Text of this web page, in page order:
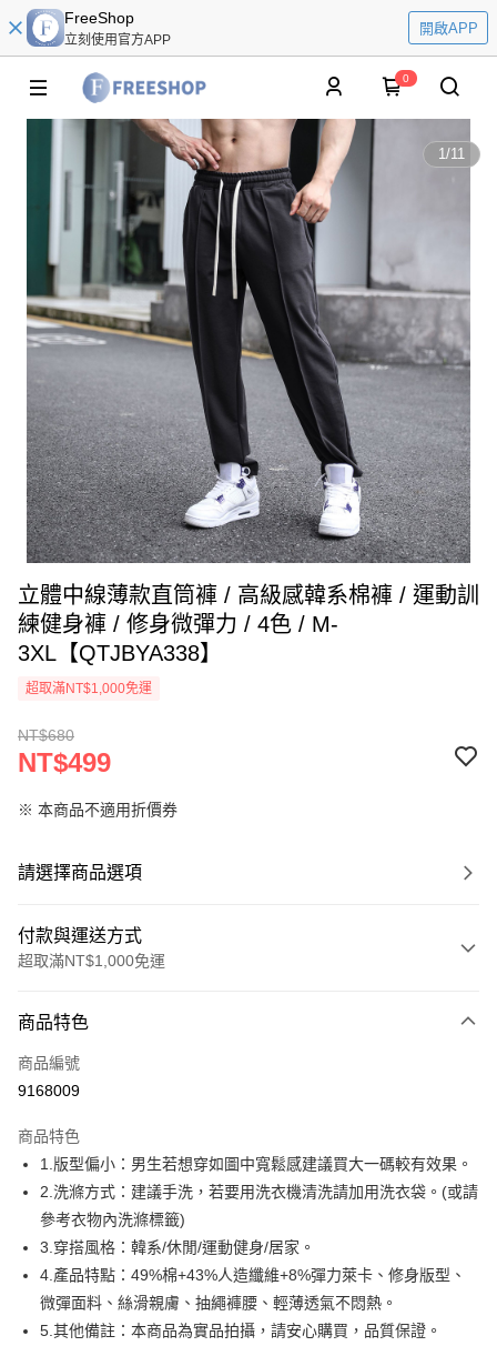
FreeShop
立刻使用官方APP
開啟APP
0
1/11
立體中線薄款直筒褲 / 高級感韓系棉褲 / 運動訓
練健身褲 / 修身微彈力 / 4色 / M-
3XL【QTJBYA338】
超取滿NT$1,000免運
NT$680
NT$499
※ 本商品不適用折價券
請選擇商品選項
付款與運送方式
超取滿NT$1,000免運
信用卡一次付款
超商取貨付款
Apple Pay
街口支付
悠遊付
ATM付款
運送方式
商品特色
商品編號
9168009
商品特色
1.版型偏小：男生若想穿如圖中寬鬆感建議買大一碼較有效果。
2.洗滌方式：建議手洗，若要用洗衣機清洗請加用洗衣袋。(或請
參考衣物內洗滌標籤)
3.穿搭風格：韓系/休閒/運動健身/居家。
4.產品特點：49%棉+43%人造纖維+8%彈力萊卡、修身版型、
微彈面料、絲滑親膚、抽繩褲腰、輕薄透氣不悶熱。
5.其他備註：本商品為實品拍攝，請安心購買，品質保證。